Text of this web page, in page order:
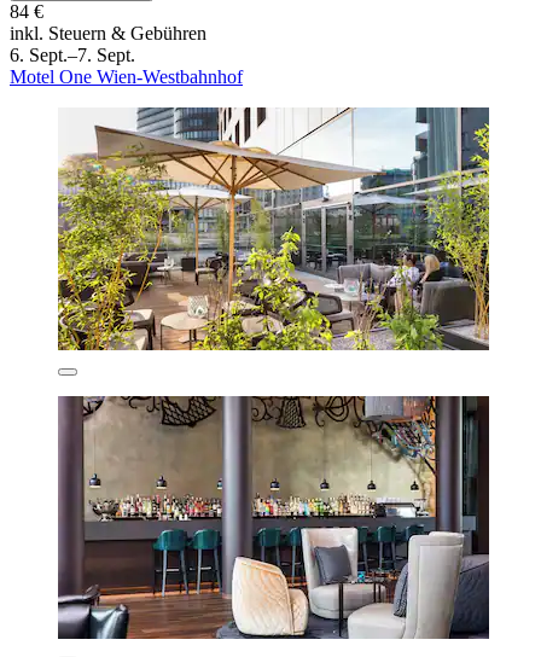
84 €
inkl. Steuern & Gebühren
6. Sept.–7. Sept.
Motel One Wien-Westbahnhof